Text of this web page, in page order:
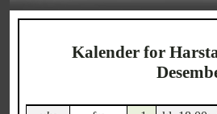
Kalender for